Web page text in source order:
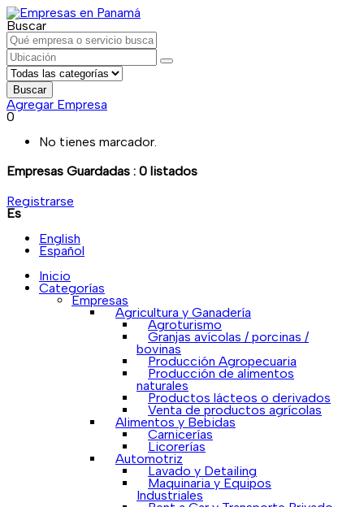
Buscar
Buscar
Agregar Empresa
0
No tienes marcador.
Empresas Guardadas : 0 listados
Registrarse
Es
English
Español
Inicio
Categorías
Empresas
Agricultura y Ganadería
Agroturismo
Granjas avícolas / porcinas /
bovinas
Producción Agropecuaria
Producción de alimentos
naturales
Productos lácteos o derivados
Venta de productos agrícolas
Alimentos y Bebidas
Carnicerías
Licorerías
Automotriz
Lavado y Detailing
Maquinaria y Equipos
Industriales